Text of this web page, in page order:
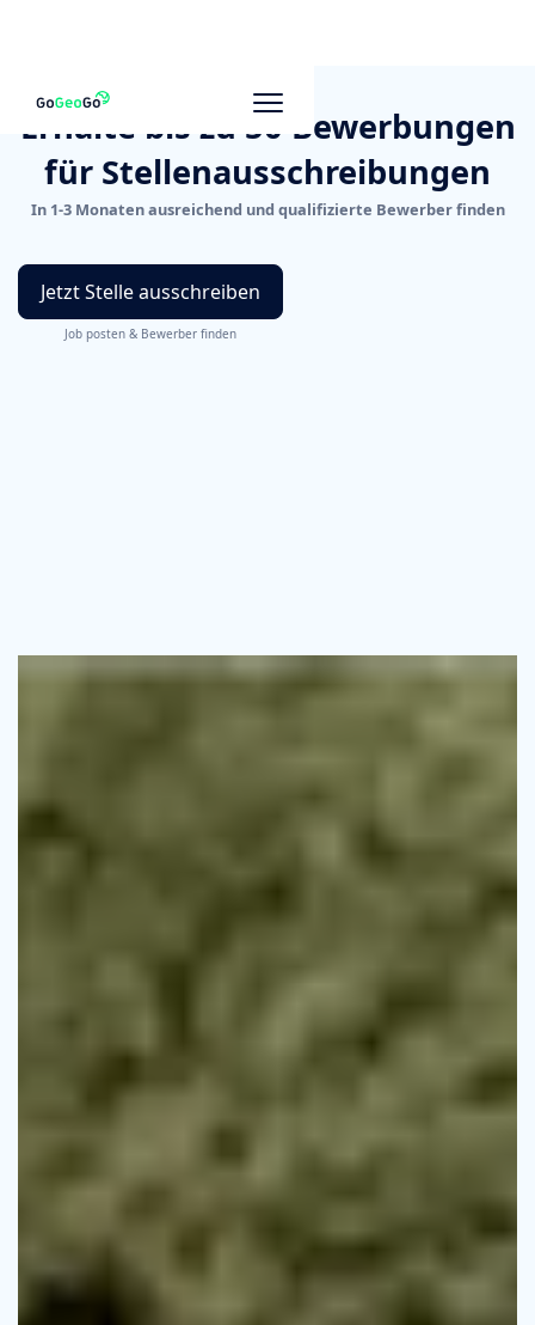
Erhalte bis zu 50 Bewerbungen
für Stellenausschreibungen
In 1-3 Monaten ausreichend und qualifizierte Bewerber finden
Jetzt Stelle ausschreiben
Job posten & Bewerber finden